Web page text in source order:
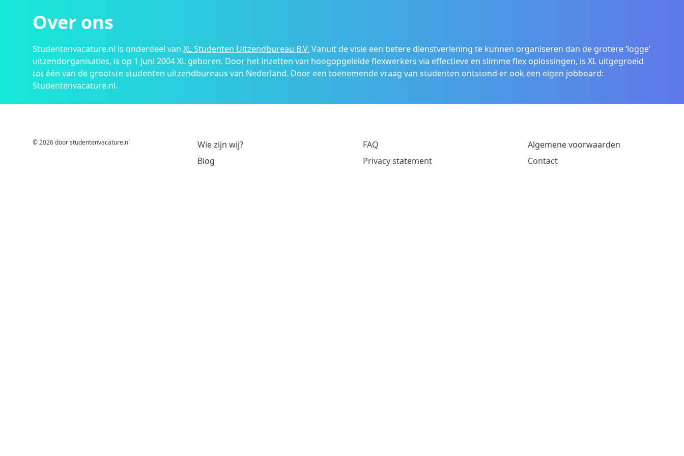
Over ons
Studentenvacature.nl is onderdeel van XL Studenten Uitzendbureau B.V. Vanuit de visie een betere dienstverlening te kunnen organiseren dan de grotere ‘logge’
uitzendorganisaties, is op 1 juni 2004 XL geboren. Door het inzetten van hoogopgeleide flexwerkers via effectieve en slimme flex oplossingen, is XL uitgegroeid
tot één van de grootste studenten uitzendbureaus van Nederland. Door een toenemende vraag van studenten ontstond er ook een eigen jobboard:
Studentenvacature.nl.
© 2026 door studentenvacature.nl
Wie zijn wij?
Blog
FAQ
Privacy statement
Algemene voorwaarden
Contact